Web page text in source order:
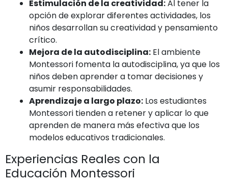
Estimulación de la creatividad:Al tener la
opción de explorar diferentes actividades, los
niños desarrollan su creatividad y pensamiento
crítico.
Mejora de la autodisciplina: El ambiente
Montessori fomenta la autodisciplina, ya que los
niños deben aprender a tomar decisiones y
asumir responsabilidades.
Aprendizaje a largo plazo: Los estudiantes
Montessori tienden a retener y aplicar lo que
aprenden de manera más efectiva que los
modelos educativos tradicionales.
Experiencias Reales con la
Educación Montessori